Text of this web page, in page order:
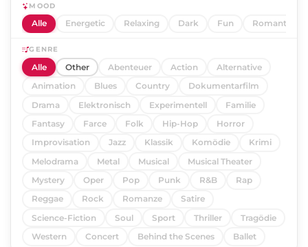
MOOD
Alle Energetic Relaxing Dark Fun Romantic
GENRE
Alle Other Abenteuer Action
Alternative
Animation
Blues Country
Dokumentarfilm
Drama
Elektronisch Experimentell
Familie
Fantasy
Farce Folk Hip-Hop
Horror
Improvisation
Jazz Klassik Komödie
Krimi
Melodrama
Metal Musical
Musical Theater
Mystery
Oper Pop Punk R&B
Rap
Reggae
Rock Romanze
Satire
Science-Fiction
Soul Sport Thriller
Tragödie
Western
Concert Behind the Scenes Ballet